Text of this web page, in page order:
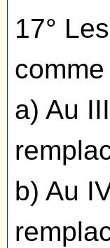
17°
a) Au
b) Au